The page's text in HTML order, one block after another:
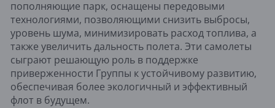
пополняющие парк, оснащены передовыми
технологиями, позволяющими снизить выбросы,
уровень шума, минимизировать расход топлива, а
также увеличить дальность полета. Эти самолеты
сыграют решающую роль в поддержке
приверженности Группы к устойчивому развитию,
обеспечивая более экологичный и эффективный
флот в будущем.